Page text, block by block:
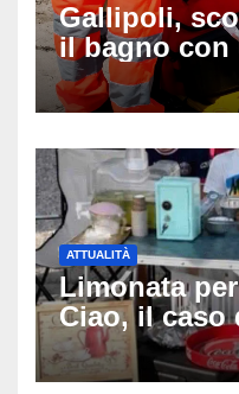
Gallipoli,
il bagno con
a 19 anni
disperati
ATTUALITÀ
Limonata
Ciao, il caso
divide
in Regione,